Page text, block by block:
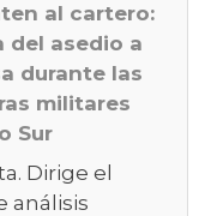
al cartero:
del asedio a
durante las
militares
Sur
Dirige el
análisis